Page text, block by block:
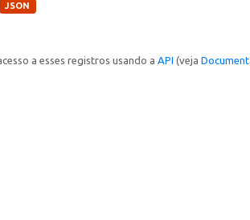
JSON
a esses registros usando a API (veja